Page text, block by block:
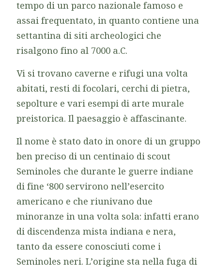
tempo di un parco nazionale famoso e
assai frequentato, in quanto contiene una
settantina di siti archeologici che
risalgono fino al 7000 a.C.
Vi si trovano caverne e rifugi una volta
abitati, resti di focolari, cerchi di pietra,
sepolture e vari esempi di arte murale
preistorica. Il paesaggio è affascinante.
Il nome è stato dato in onore di un gruppo
ben preciso di un centinaio di scout
Seminoles che durante le guerre indiane
di fine ‘800 servirono nell’esercito
americano e che riunivano due
minoranze in una volta sola: infatti erano
di discendenza mista indiana e nera,
tanto da essere conosciuti come i
Seminoles neri. L’origine sta nella fuga di